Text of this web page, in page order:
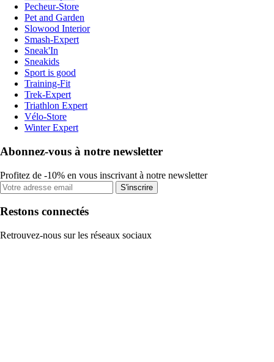
Pecheur-Store
Pet and Garden
Slowood Interior
Smash-Expert
Sneak'In
Sneakids
Sport is good
Training-Fit
Trek-Expert
Triathlon Expert
Vélo-Store
Winter Expert
Abonnez-vous à notre newsletter
Profitez de -10% en vous inscrivant à notre newsletter
S'inscrire
Restons connectés
Retrouvez-nous sur les réseaux sociaux